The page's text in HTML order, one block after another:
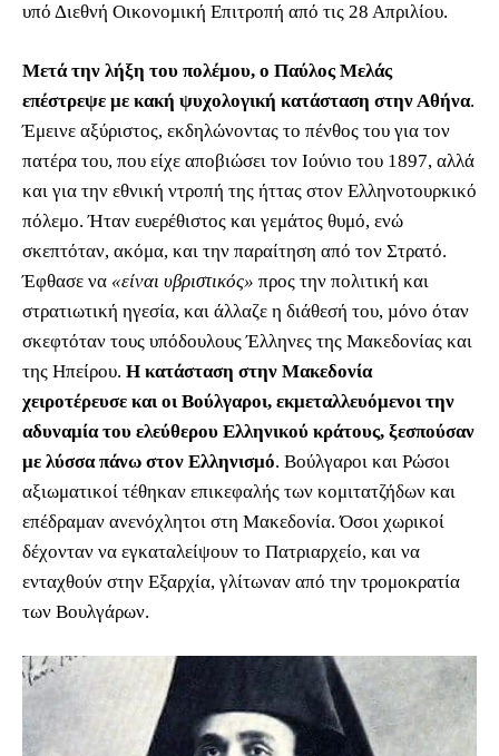
υπό Διεθνή Οικονομική Επιτροπή από τις 28 Απριλίου.
Μετά την λήξη του πολέμου, ο Παύλος Μελάς
επέστρεψε με κακή ψυχολογική κατάσταση στην Αθήνα.
Έμεινε αξύριστος, εκδηλώνοντας το πένθος του για τον
πατέρα του, που είχε αποβιώσει τον Ιούνιο του 1897, αλλά
και για την εθνική ντροπή της ήττας στον Ελληνοτουρκικό
πόλεμο. Ήταν ευερέθιστος και γεμάτος θυμό, ενώ
σκεπτόταν, ακόμα, και την παραίτηση από τον Στρατό.
Έφθασε να «είναι υβριστικός» προς την πολιτική και
στρατιωτική ηγεσία, και άλλαζε η διάθεσή του, µόνο όταν
σκεφτόταν τους υπόδουλους Έλληνες της Μακεδονίας και
της Ηπείρου. Η κατάσταση στην Μακεδονία
χειροτέρευσε και οι Βούλγαροι, εκμεταλλευόμενοι την
αδυναμία του ελεύθερου Ελληνικού κράτους, ξεσπούσαν
με λύσσα πάνω στον Ελληνισμό. Βούλγαροι και Ρώσοι
αξιωματικοί τέθηκαν επικεφαλής των κομιτατζήδων και
επέδραμαν ανενόχλητοι στη Μακεδονία. Όσοι χωρικοί
δέχονταν να εγκαταλείψουν το Πατριαρχείο, και να
ενταχθούν στην Εξαρχία, γλίτωναν από την τρομοκρατία
των Βουλγάρων.